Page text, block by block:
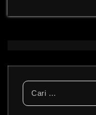
Cari
untuk: